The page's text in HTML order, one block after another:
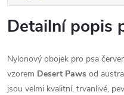
Detailní popis
Nylonový obojek pro psa
vzorem Desert Paws od
jsou velmi kvalitní, trvanlivé,